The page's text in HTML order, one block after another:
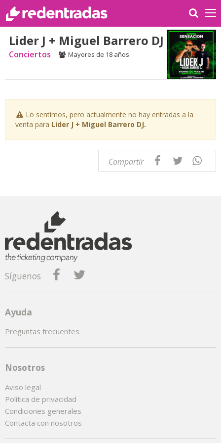
Lider J + Miguel Barrero DJ
Conciertos Mayores de 18 años
Lo sentimos, pero actualmente no hay entradas a la
venta para Lider J + Miguel Barrero DJ.
Compartir
Síguenos
Ayuda
Preguntas frecuentes
Nosotros
Aviso legal
Política de privacidad
Condiciones generales
Contacta con nosotros